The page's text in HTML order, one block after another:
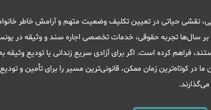
نقشی حیاتی در تعیین تکلیف وضعیت متهم و آرامش خاطر
سال‌ها تجربه حقوقی، خدمات تخصصی اجاره سند و وثیقه در
فراهم کرده است. اگر برای آزادی سریع زندانی یا تودیع
ما در کوتاه‌ترین زمان ممکن، قانونی‌ترین مسیر را برای تأمین و